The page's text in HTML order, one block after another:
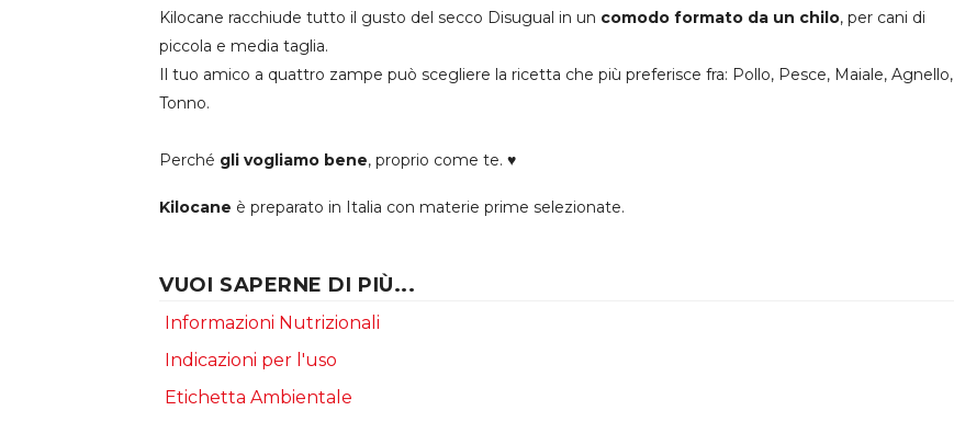
Kilocane racchiude tutto il gusto del secco Disugual in un comodo formato da un chilo, per cani di
piccola e media taglia.
Il tuo amico a quattro zampe può scegliere la ricetta che più preferisce fra: Pollo, Pesce, Maiale, Agnello,
Tonno.
Perché gli vogliamo bene, proprio come te. ♥
Kilocane è preparato in Italia con materie prime selezionate.
VUOI SAPERNE DI PIÙ...
Informazioni Nutrizionali
Indicazioni per l'uso
Etichetta Ambientale